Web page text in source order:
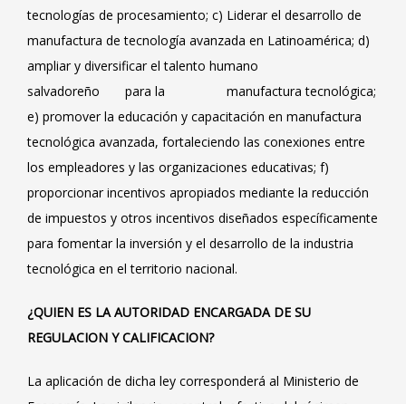
tecnologías de procesamiento; c) Liderar el desarrollo de
manufactura de tecnología avanzada en Latinoamérica; d)
ampliar y diversificar el talento humano
salvadoreño para la manufactura tecnológica;
e) promover la educación y capacitación en manufactura
tecnológica avanzada, fortaleciendo las conexiones entre
los empleadores y las organizaciones educativas; f)
proporcionar incentivos apropiados mediante la reducción
de impuestos y otros incentivos diseñados específicamente
para fomentar la inversión y el desarrollo de la industria
tecnológica en el territorio nacional.
¿QUIEN ES LA AUTORIDAD ENCARGADA DE SU
REGULACION Y CALIFICACION?
La aplicación de dicha ley corresponderá al Ministerio de